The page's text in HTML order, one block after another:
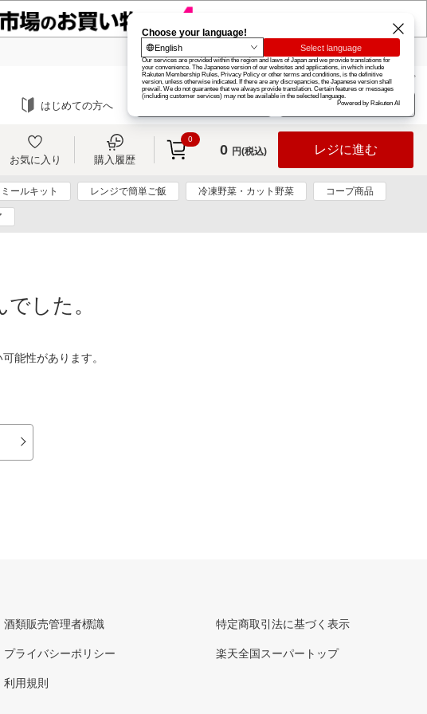
楽天グループ カード
お知らせ ヘルプ
はじめての方へ ログイン
お気に入り 購入履歴
0
0 円(税込) レジに進む
ミールキット レンジで簡単ご飯 冷凍野菜・カット野菜 コープ商品
した。
能性があります。
酒類販売管理者標識
プライバシーポリシー
利用規則
特定商取引法に基づく表示
楽天全国スーパートップ